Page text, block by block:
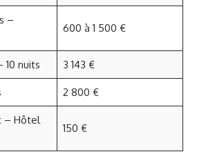
–
600 à 1 500 €
10 nuits 3 143 €
2 800 €
– Hôtel
150 €